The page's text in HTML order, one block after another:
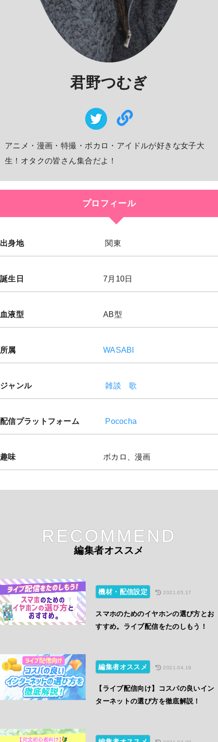
君野つむぎ
アニメ・漫画・特撮・ボカロ・アイドルが好きな女子大
生！オタクの皆さん集合だよ！
プロフィール
出身地 関東
誕生日 7月10日
血液型 AB型
所属 WASABI
ジャンル 雑談 歌
配信プラットフォーム Pococha
趣味 ボカロ、漫画
RECOMMEND
編集者オススメ
機材・配信設定 2021.05.17
スマホのためのイヤホンの選び方とお
すすめ。ライブ配信をたのしもう！
編集者オススメ 2021.04.19
【ライブ配信向け】コスパの良いイン
ターネットの選び方を徹底解説！